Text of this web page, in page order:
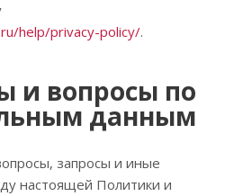
help/privacy-policy/.
и вопросы по
данным
запросы и иные
настоящей Политики и